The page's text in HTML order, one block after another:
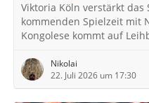
Viktoria Köln verstärkt
kommenden Spielzeit mit
Kongolese kommt auf
Nikolai
22. Juli 2026 um 17:30